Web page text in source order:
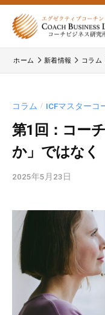
コ
ツ
株
式
社
ー
チ
ジ
ス
研
究
所
株
式
ー
チ
ビ
ジ
所
の
公
ホーム 新着情報 コラム
コラム / ICFマスターコ
第1回：コー
か」ではなく
2025年5月23日
b
l
a
d
m
n
式
会
社
コ
ー
ジ
ネ
ス
研
所